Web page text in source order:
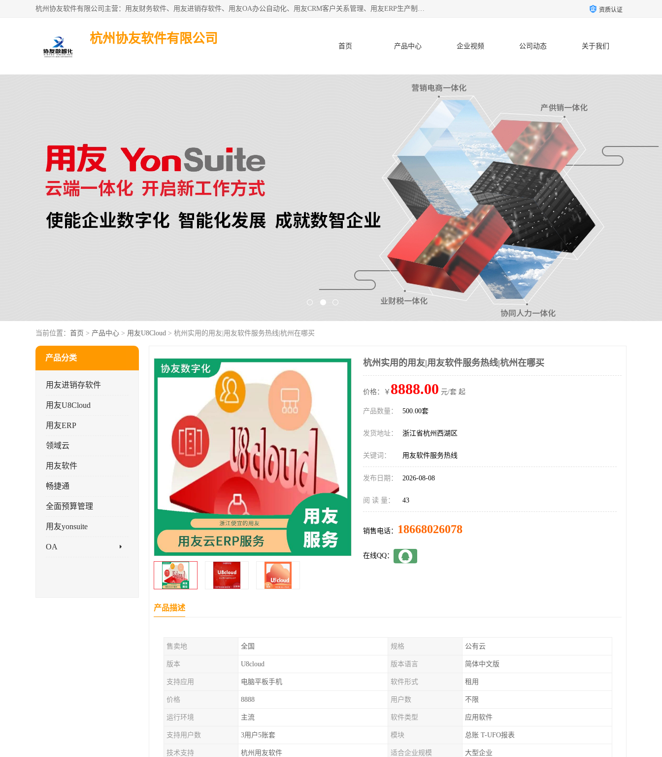
杭州协友软件有限公司主营：用友财务软件、用友进销存软件、用友OA办公自动化、用友CRM客户关系管理、用友ERP生产制造管理等;是一家用友管理软件咨询服务商。自创立至今，一直致力于为客户提供顾问式ERP管理解决方案务，为企业提供了财务管理、供应链和物流管理、生产制造管理、管理、知识与协同管理、客户关系管理等信息化建设领域的应用。 资质认证
杭州协友软件有限公司
首页 产品中心 企业视频 公司动态 关于我们
当前位置： 首页 > 产品中心 > 用友U8Cloud > 杭州实用的用友|用友软件服务热线|杭州在哪买
产品分类
用友进销存软件
用友U8Cloud
用友ERP
领域云
用友软件
畅捷通
全面预算管理
用友yonsuite
OA
杭州实用的用友|用友软件服务热线|杭州在哪买
价格：￥ 8888.00 元/套 起
产品数量： 500.00套
发货地址： 浙江省杭州西湖区
关键词： 用友软件服务热线
发布日期： 2026-08-08
阅 读 量： 43
销售电话： 18668026078
在线QQ：
产品描述
售卖地 全国 规格 公有云
版本 U8cloud 版本语言 简体中文版
支持应用 电脑平板手机 软件形式 租用
价格 8888 用户数 不限
运行环境 主流 软件类型 应用软件
支持用户数 3用户5账套 模块 总账 T-UFO报表
技术支持 杭州用友软件 适合企业规模 大型企业